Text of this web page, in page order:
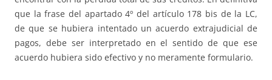
que la frase del apartado 4º del artículo 178 bis de la LC,
de que se hubiera intentado un acuerdo extrajudicial de
pagos, debe ser interpretado en el sentido de que ese
acuerdo hubiera sido efectivo y no meramente formulario.